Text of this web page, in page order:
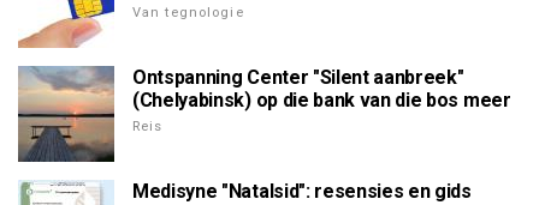
Van tegnologie
Ontspanning Center "Silent aanbreek"
(Chelyabinsk) op die bank van die bos meer
Reis
Medisyne "Natalsid": resensies en gids